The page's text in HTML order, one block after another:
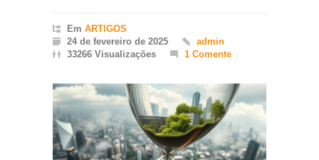
Em ARTIGOS
24 de fevereiro de 2025
admin
33266 Visualizações
1 Comente